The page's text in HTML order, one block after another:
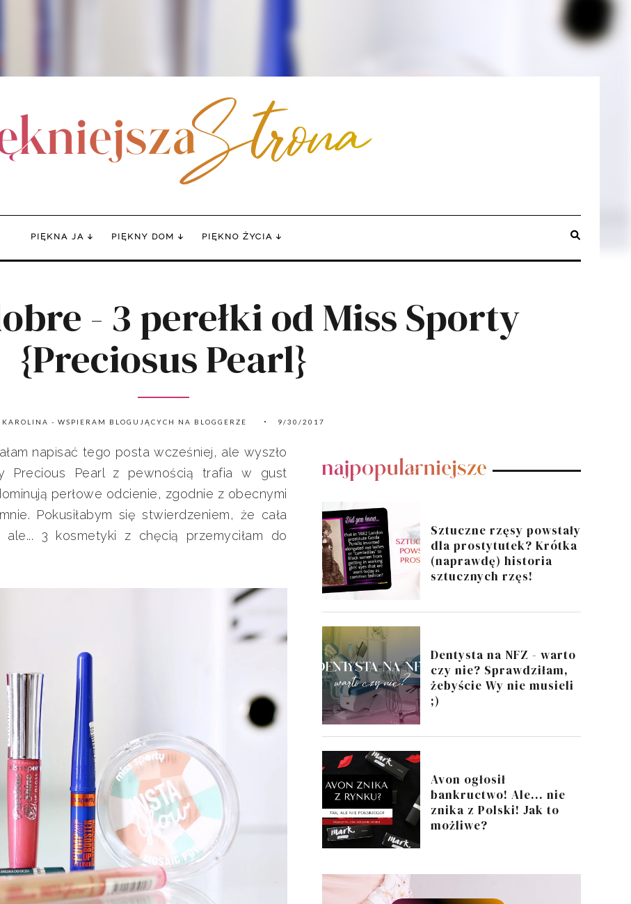
PIĘKNA JA PIĘKNY DOM PIĘKNO ŻYCIA
- 3 perełki od Miss Sporty
{Preciosus Pearl}
KAROLINA - WSPIERAM BLOGUJĄCYCH NA BLOGGERZE 9/30/2017
napisać tego posta wcześniej, ale wyszło
Precious Pearl z pewnością trafia w gust
perłowe odcienie, zgodnie z obecnymi
Pokusiłabym się stwierdzeniem, że cała
3 kosmetyki z chęcią przemyciłam do
POPULARNE POSTY
Sztuczne rzęsy powstały
dla prostytutek? Krótka
(naprawdę) historia
sztucznych rzęs!
Dentysta na NFZ - warto
czy nie? Sprawdziłam,
żebyście Wy nie musieli
;)
Avon ogłosił
bankructwo! Ale... nie
znika z Polski! Jak to
możliwe?